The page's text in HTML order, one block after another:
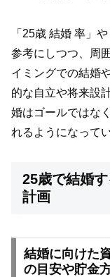
「25歳 結婚 率」
参考にしつつ、周
イミングでの結婚
的な自立や将来設
婚はゴールではな
れるようになって
25歳で結婚
計画
結婚に向けた
の目安や貯金